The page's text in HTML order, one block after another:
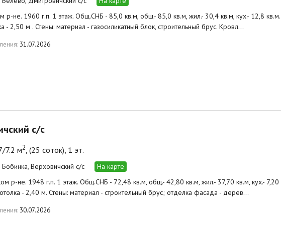
не. 1960 г.п. 1 этаж. Общ.СНБ - 85,0 кв.м, общ.- 85,0 кв.м, жил.- 30,4 кв.м, кух.- 12,8 кв.м.
- 2,50 м . Стены: материал - газосиликатный блок, строительный брус. Кровл…
31.07.2026
с/с
7.2 м2, (25 соток), 1 эт.
Бобинка, Верховичский с/с
На карте
р-не. 1948 г.п. 1 этаж. Общ.СНБ - 72,48 кв.м, общ.- 42,80 кв.м, жил.- 37,70 кв.м, кух.- 7,20
- 2,40 м. Стены: материал - строительный брус; отделка фасада - дерев…
30.07.2026